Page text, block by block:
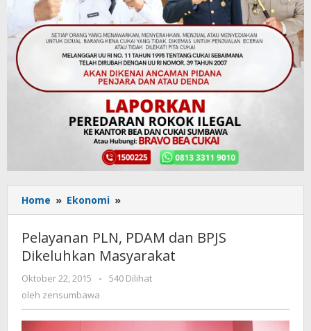
Home » Ekonomi »
PLN,
dan
BPJS
Dikeluhkan
Pelayanan PLN, PDAM dan BPJS
Dikeluhkan Masyarakat
Oktober 22, 2015
oleh
zensumbawa
-
540 Dilihat
oleh zensumbawa